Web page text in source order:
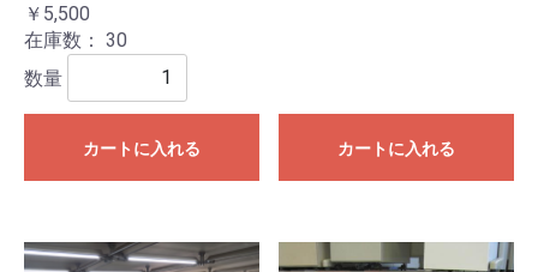
￥5,500
在庫数： 30
数量
カートに入れる カートに入れる